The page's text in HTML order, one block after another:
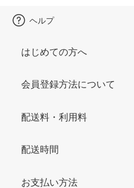
ヘルプ
はじめての方へ
会員登録方法について
配送料・利用料
配送時間
お支払い方法